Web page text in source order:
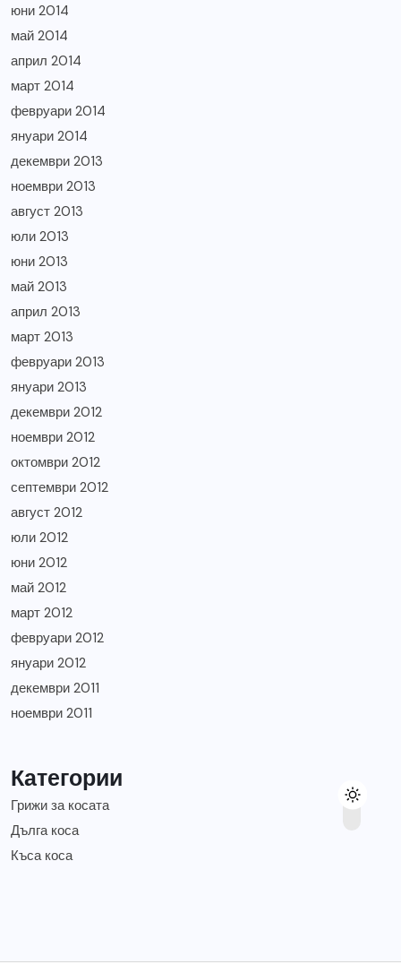
юни 2014
май 2014
април 2014
март 2014
февруари 2014
януари 2014
декември 2013
ноември 2013
август 2013
юли 2013
юни 2013
май 2013
април 2013
март 2013
февруари 2013
януари 2013
декември 2012
ноември 2012
октомври 2012
септември 2012
август 2012
юли 2012
юни 2012
май 2012
март 2012
февруари 2012
януари 2012
декември 2011
ноември 2011
Категории
Грижи за косата
Дълга коса
Къса коса